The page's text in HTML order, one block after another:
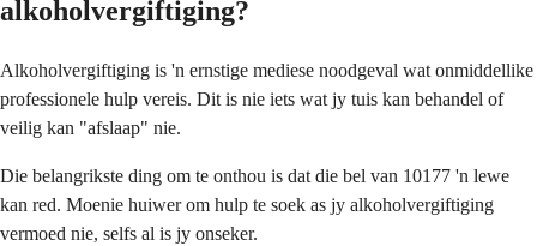
alkoholvergiftiging?
Alkoholvergiftiging is 'n ernstige mediese noodgeval wat onmiddellike
professionele hulp vereis. Dit is nie iets wat jy tuis kan behandel of
veilig kan "afslaap" nie.
Die belangrikste ding om te onthou is dat die bel van 10177 'n lewe
kan red. Moenie huiwer om hulp te soek as jy alkoholvergiftiging
vermoed nie, selfs al is jy onseker.